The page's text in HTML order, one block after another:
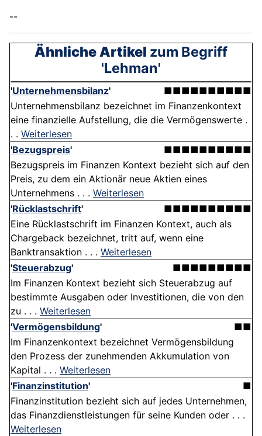
--
Ähnliche Artikel zum Begriff
'Lehman'
'Unternehmensbilanz'
■■■■■■■■■■
Unternehmensbilanz bezeichnet im Finanzenkontext
eine finanzielle Aufstellung, die die Vermögenswerte .
. . Weiterlesen
'Bezugspreis'
■■■■■■■■■■
Bezugspreis im Finanzen Kontext bezieht sich auf den
Preis, zu dem ein Aktionär neue Aktien eines
Unternehmens . . . Weiterlesen
'Rücklastschrift'
■■■■■■■■■■
Eine Rücklastschrift im Finanzen Kontext, auch als
Chargeback bezeichnet, tritt auf, wenn eine
Banktransaktion . . . Weiterlesen
'Steuerabzug'
■■■■■■■■■
Im Finanzen Kontext bezieht sich Steuerabzug auf
bestimmte Ausgaben oder Investitionen, die von den
zu . . . Weiterlesen
'Vermögensbildung'
■■
Im Finanzenkontext bezeichnet Vermögensbildung
den Prozess der zunehmenden Akkumulation von
Kapital . . . Weiterlesen
'Finanzinstitution'
■
Finanzinstitution bezieht sich auf jedes Unternehmen,
das Finanzdienstleistungen für seine Kunden oder . . .
Weiterlesen